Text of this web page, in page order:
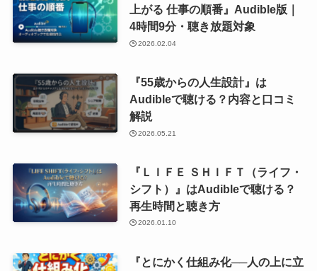
上がる 仕事の順番』Audible版｜
4時間9分・聴き放題対象
2026.02.04
『55歳からの人生設計』は
Audibleで聴ける？内容と口コミ
解説
2026.05.21
『ＬＩＦＥ ＳＨＩＦＴ（ライフ・
シフト）』はAudibleで聴ける？
再生時間と聴き方
2026.01.10
『とにかく仕組み化──人の上に立